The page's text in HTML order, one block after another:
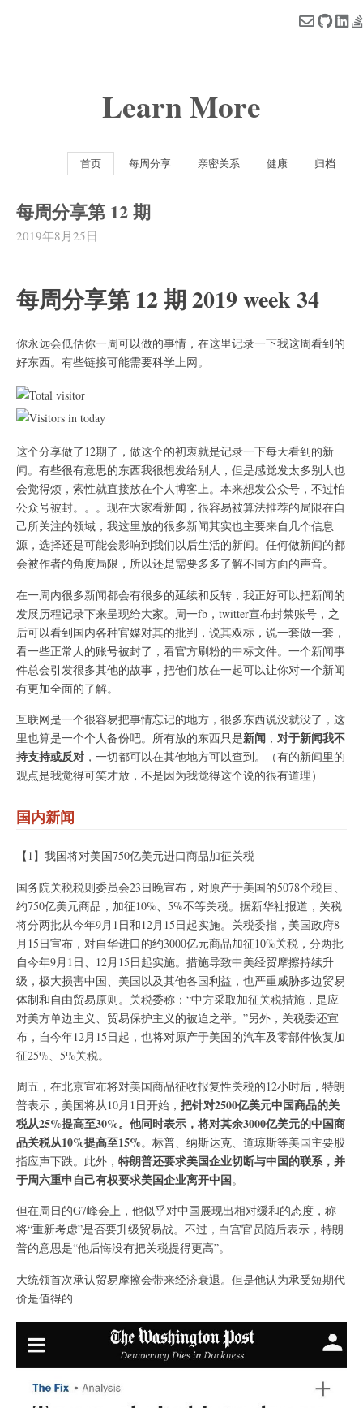
Learn More
首页 每周分享 亲密关系 健康 归档
每周分享第 12 期
2019年8月25日
每周分享第 12 期 2019 week 34
你永远会低估你一周可以做的事情，在这里记录一下我这周看到的
好东西。有些链接可能需要科学上网。
这个分享做了12期了，做这个的初衷就是记录一下每天看到的新
闻。有些很有意思的东西我很想发给别人，但是感觉发太多别人也
会觉得烦，索性就直接放在个人博客上。本来想发公众号，不过怕
公众号被封。。。现在大家看新闻，很容易被算法推荐的局限在自
己所关注的领域，我这里放的很多新闻其实也主要来自几个信息
源，选择还是可能会影响到我们以后生活的新闻。任何做新闻的都
会被作者的角度局限，所以还是需要多多了解不同方面的声音。
在一周内很多新闻都会有很多的延续和反转，我正好可以把新闻的
发展历程记录下来呈现给大家。周一fb，twitter宣布封禁账号，之
后可以看到国内各种官媒对其的批判，说其双标，说一套做一套，
看一些正常人的账号被封了，看官方刷粉的中标文件。一个新闻事
件总会引发很多其他的故事，把他们放在一起可以让你对一个新闻
有更加全面的了解。
互联网是一个很容易把事情忘记的地方，很多东西说没就没了，这
里也算是一个个人备份吧。所有放的东西只是新闻 ， 对于新闻我不
持支持或反对 ，一切都可以在其他地方可以查到。（有的新闻里的
观点是我觉得可笑才放，不是因为我觉得这个说的很有道理）
国内新闻
【1】我国将对美国750亿美元进口商品加征关税
国务院关税税则委员会23日晚宣布，对原产于美国的5078个税目、
约750亿美元商品，加征10%、5%不等关税。据新华社报道，关税
将分两批从今年9月1日和12月15日起实施。关税委指，美国政府8
月15日宣布，对自华进口的约3000亿元商品加征10%关税，分两批
自今年9月1日、12月15日起实施。措施导致中美经贸摩擦持续升
级，极大损害中国、美国以及其他各国利益，也严重威胁多边贸易
体制和自由贸易原则。关税委称：“中方采取加征关税措施，是应
对美方单边主义、贸易保护主义的被迫之举。”另外，关税委还宣
布，自今年12月15日起，也将对原产于美国的汽车及零部件恢复加
征25%、5%关税。
周五，在北京宣布将对美国商品征收报复性关税的12小时后，特朗
普表示，美国将从10月1日开始， 把针对2500亿美元中国商品的关
税从25%提高至30%。他同时表示，将对其余3000亿美元的中国商
品关税从10%提高至15%。标普、纳斯达克、道琼斯等美国主要股
指应声下跌。此外， 特朗普还要求美国企业切断与中国的联系，并
于周六重申自己有权要求美国企业离开中国。
但在周日的G7峰会上，他似乎对中国展现出相对缓和的态度，称
将“重新考虑”是否要升级贸易战。不过，白宫官员随后表示，特朗
普的意思是“他后悔没有把关税提得更高”。
大统领首次承认贸易摩擦会带来经济衰退。但是他认为承受短期代
价是值得的